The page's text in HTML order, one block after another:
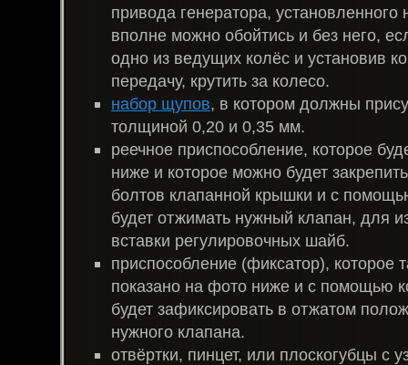
привода генератора,
вполне можно обойтись и без него,
одно из ведущих колёс и установив
передачу, крутить за колесо.
набор щупов, в котором должны
толщиной 0,20 и 0,35 мм.
реечное приспособление, которое
ниже и которое можно будет
болтов клапанной крышки и с
будет отжимать нужный клапан, для
вставки регулировочных шайб.
приспособление (фиксатор), которое
показано на фото ниже и с помощью
будет зафиксировать в отжатом
нужного клапана.
отвёртки, пинцет, или плоскогубцы с